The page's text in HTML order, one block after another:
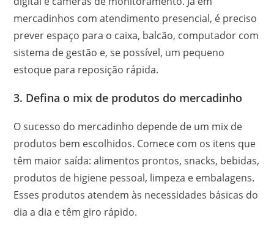
mercadinhos com atendimento presencial, é preciso
prever espaço para o caixa, balcão, computador com
sistema de gestão e, se possível, um pequeno
estoque para reposição rápida.
3. Defina o mix de produtos do mercadinho
O sucesso do mercadinho depende de um mix de
produtos bem escolhidos. Comece com os itens que
têm maior saída: alimentos prontos, snacks, bebidas,
produtos de higiene pessoal, limpeza e embalagens.
Esses produtos atendem às necessidades básicas do
dia a dia e têm giro rápido.